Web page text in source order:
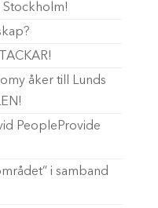
Stockholm!
åker till Lunds
PeopleProvide
i samband